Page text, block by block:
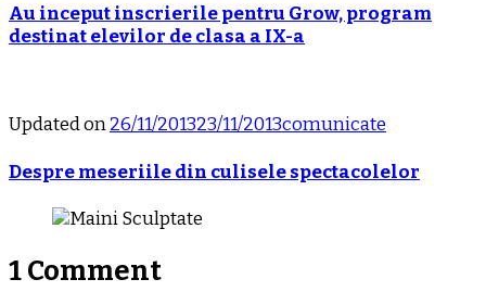
Au inceput inscrierile pentru Grow, program
destinat elevilor de clasa a IX-a
Updated on26/11/201323/11/2013comunicate
Despre meseriile din culisele spectacolelor
1 Comment